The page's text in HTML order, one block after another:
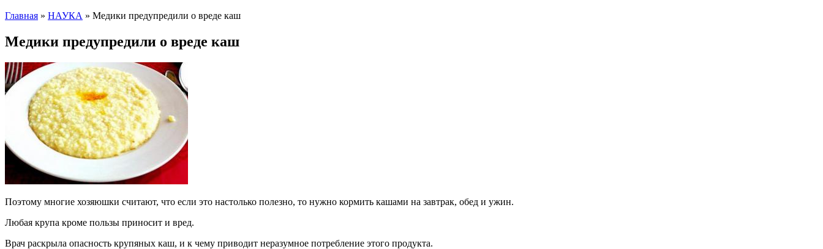
Главная » НАУКА » Медики предупредили о вреде каш
Медики предупредили о вреде каш
Поэтому многие хозяюшки считают, что если это настолько полезно, то нужно кормить кашами на завтрак, обед и ужин.
Любая крупа кроме пользы приносит и вред.
Врач раскрыла опасность крупяных каш, и к чему приводит неразумное потребление этого продукта.